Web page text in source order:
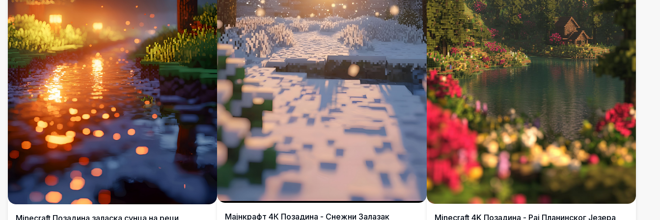
Minecraft Позадина заласка сунца на реци Мајнкрафт 4К Позадина - Снежни Залазак Minecraft 4K Позадина - Рај Планинског Језера